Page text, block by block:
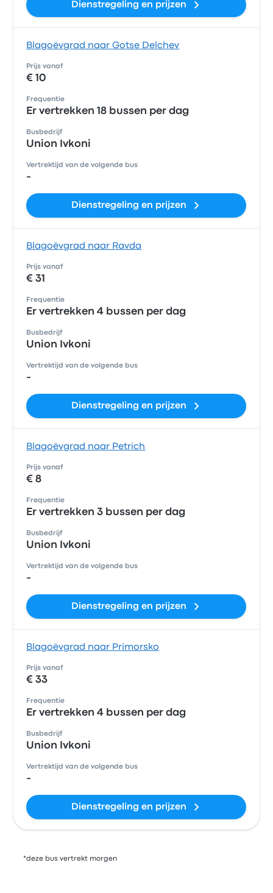
Dienstregeling en prijzen
Blagoëvgrad naar Gotse Delchev
Prijs vanaf
€ 10
Frequentie
Er vertrekken 18 bussen per dag
Busbedrijf
Union Ivkoni
Vertrektijd van de volgende bus
-
Dienstregeling en prijzen
Blagoëvgrad naar Ravda
Prijs vanaf
€ 31
Frequentie
Er vertrekken 4 bussen per dag
Busbedrijf
Union Ivkoni
Vertrektijd van de volgende bus
-
Dienstregeling en prijzen
Blagoëvgrad naar Petrich
Prijs vanaf
€ 8
Frequentie
Er vertrekken 3 bussen per dag
Busbedrijf
Union Ivkoni
Vertrektijd van de volgende bus
-
Dienstregeling en prijzen
Blagoëvgrad naar Primorsko
Prijs vanaf
€ 33
Frequentie
Er vertrekken 4 bussen per dag
Busbedrijf
Union Ivkoni
Vertrektijd van de volgende bus
-
Dienstregeling en prijzen
*deze bus vertrekt morgen